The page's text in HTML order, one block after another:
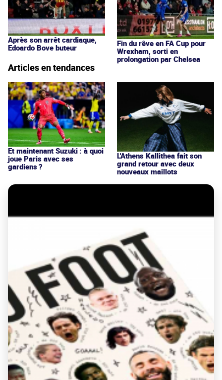
Après son arrêt cardiaque,
Edoardo Bove buteur
Fin du rêve en FA Cup pour
Wrexham, sorti en
prolongation par Chelsea
Articles en tendances
Et maintenant Suzuki : à quoi
joue Paris avec ses
gardiens ?
L'Athens Kallithea fait son
grand retour avec deux
nouveaux maillots